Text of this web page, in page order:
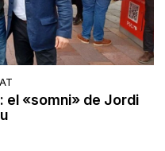
el «somni» de Jordi